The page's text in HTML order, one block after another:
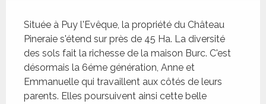
Située à Puy l'Evêque, la propriété du Château
Pineraie s'étend sur près de 45 Ha. La diversité
des sols fait la richesse de la maison Burc. C'est
désormais la 6éme génération, Anne et
Emmanuelle qui travaillent aux côtés de leurs
parents. Elles poursuivent ainsi cette belle